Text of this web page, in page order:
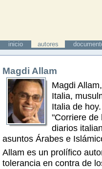
inicio autores
Magdi Allam
Magdi
Italia,
Italia de
"Corriere de
diarios
asuntos Árabes e
Allam es un prolífico
tolerancia en contra de